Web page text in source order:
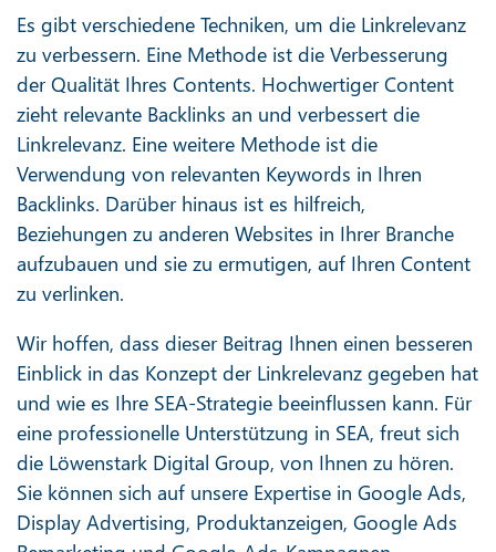
Es gibt verschiedene Techniken, um die Linkrelevanz
zu verbessern. Eine Methode ist die Verbesserung
der Qualität Ihres Contents. Hochwertiger Content
zieht relevante Backlinks an und verbessert die
Linkrelevanz. Eine weitere Methode ist die
Verwendung von relevanten Keywords in Ihren
Backlinks. Darüber hinaus ist es hilfreich,
Beziehungen zu anderen Websites in Ihrer Branche
aufzubauen und sie zu ermutigen, auf Ihren Content
zu verlinken.
Wir hoffen, dass dieser Beitrag Ihnen einen besseren
Einblick in das Konzept der Linkrelevanz gegeben hat
und wie es Ihre SEA-Strategie beeinflussen kann. Für
eine professionelle Unterstützung in SEA, freut sich
die Löwenstark Digital Group, von Ihnen zu hören.
Sie können sich auf unsere Expertise in Google Ads,
Display Advertising, Produktanzeigen, Google Ads